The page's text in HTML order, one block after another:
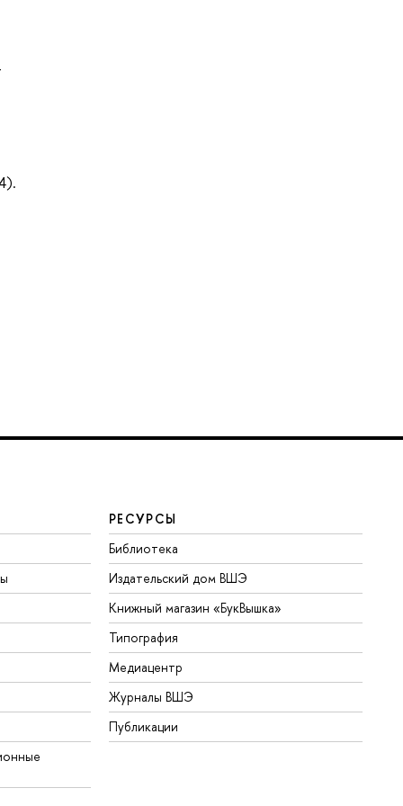
РЕСУРСЫ
Библиотека
Издательский дом ВШЭ
Книжный магазин «БукВышка»
Типография
Медиацентр
Журналы ВШЭ
Публикации